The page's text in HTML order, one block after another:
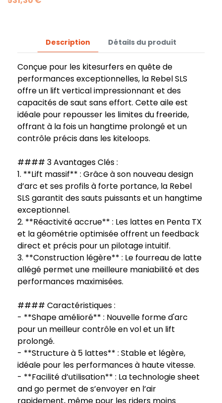
Description Détails du produit
Conçue pour les kitesurfers en quête de
performances exceptionnelles, la Rebel SLS
offre un lift vertical impressionnant et des
capacités de saut sans effort. Cette aile est
idéale pour repousser les limites du freeride,
offrant à la fois un hangtime prolongé et un
contrôle précis dans les kiteloops.
#### 3 Avantages Clés :
1. **Lift massif** : Grâce à son nouveau design
d’arc et ses profils à forte portance, la Rebel
SLS garantit des sauts puissants et un hangtime
exceptionnel.
2. **Réactivité accrue** : Les lattes en Penta TX
et la géométrie optimisée offrent un feedback
direct et précis pour un pilotage intuitif.
3. **Construction légère** : Le fourreau de latte
allégé permet une meilleure maniabilité et des
performances maximisées.
#### Caractéristiques :
- **Shape amélioré** : Nouvelle forme d'arc
pour un meilleur contrôle en vol et un lift
prolongé.
- **Structure à 5 lattes** : Stable et légère,
idéale pour les performances à haute vitesse.
- **Facilité d’utilisation** : La technologie sheet
and go permet de s’envoyer en l’air